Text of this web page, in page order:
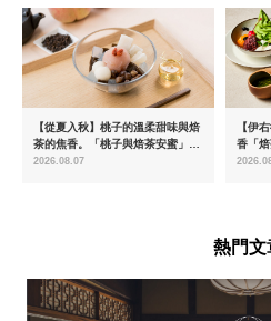
【從夏入秋】桃子的溫柔甜味與焙
茶的焦香。「桃子與焙茶安蜜」將
於8月中旬起限時販售
2026.08.07
【伊
香「
「宇治
熱門文